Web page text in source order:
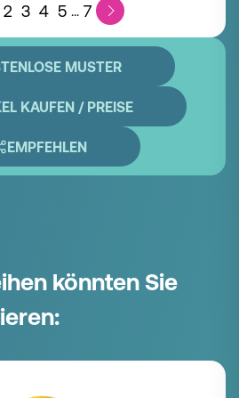
2 3 4 5 ... 7
MUSTER
KAUFEN / PREISE
EMPFEHLEN
könnten Sie